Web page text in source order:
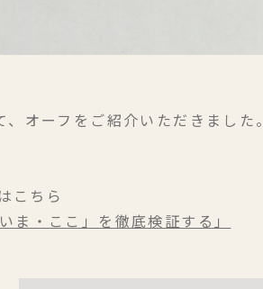
オーフをご紹介いただきました。
こちら
・ここ」を徹底検証する」